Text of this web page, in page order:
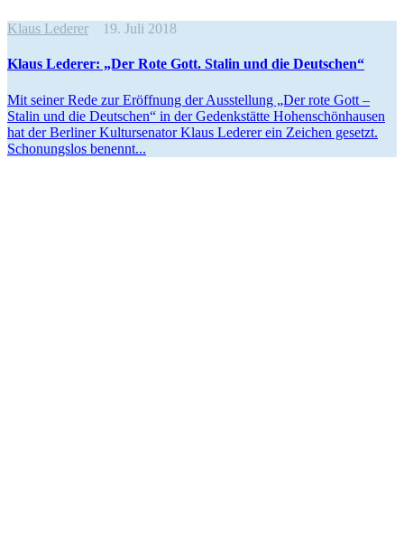
Klaus Lederer 19. Juli 2018
Klaus Lederer: „Der Rote Gott. Stalin und die Deutschen“
Mit seiner Rede zur Eröffnung der Ausstellung „Der rote Gott –
Stalin und die Deutschen“ in der Gedenk­stätte Hohen­schön­hausen
hat der Berliner Kultur­se­nator Klaus Lederer ein Zeichen gesetzt.
Schonungslos benennt...